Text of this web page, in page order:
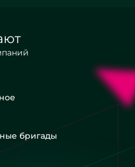
бригады